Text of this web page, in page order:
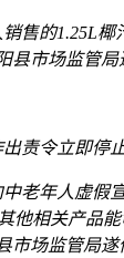
售的1.25L
市场监管局
责令立即停
老年人虚
相关产品
场监管局遂